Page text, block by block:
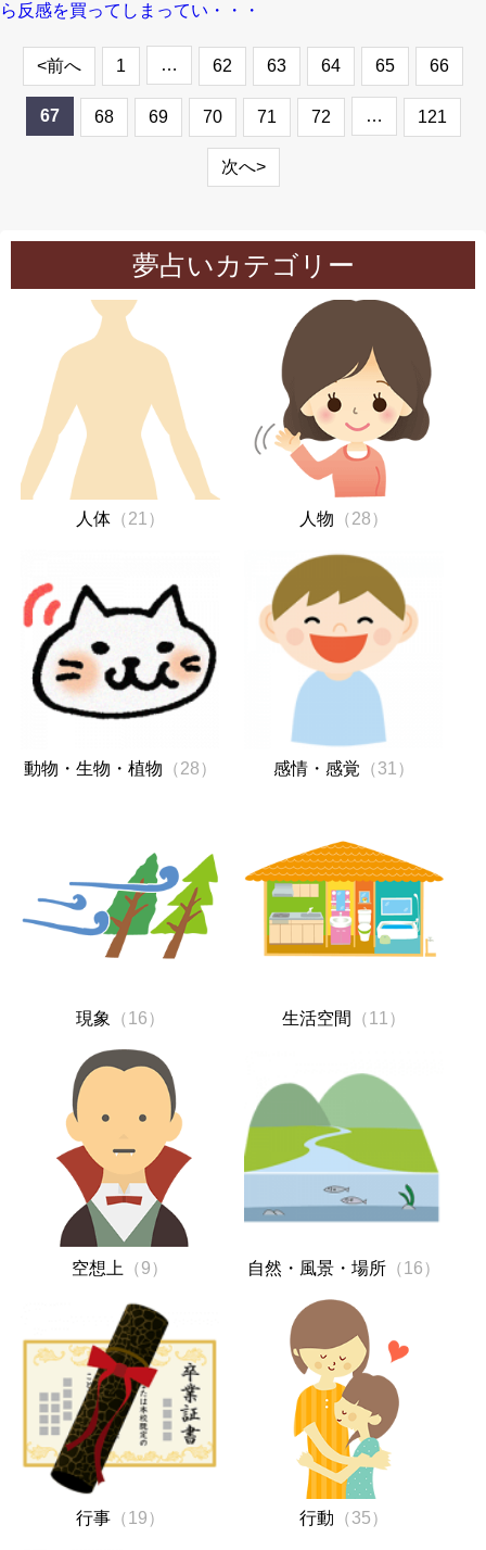
ら反感を買ってしまってい・・・
<前へ 1 … 62 63 64 65 66
67 68 69 70 71 72 … 121
次へ>
夢占いカテゴリー
人体（21） 人物 （28）
動物・生物・植物 （28） 感情・感覚 （31）
現象 （16） 生活空間 （11）
空想上 （9） 自然・風景・場所（16）
行事（19） 行動 （35）